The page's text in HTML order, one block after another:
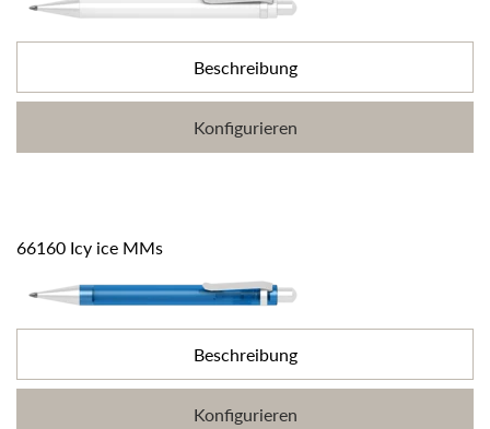
Beschreibung
Konfigurieren
66160 Icy ice MMs
Beschreibung
Konfigurieren